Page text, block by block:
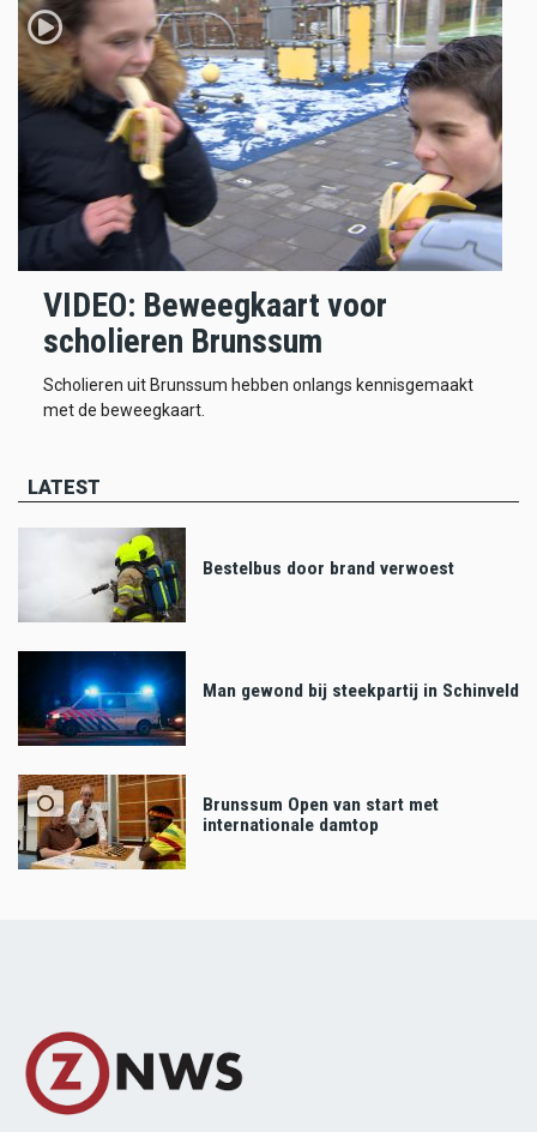
VIDEO: Beweegkaart voor
scholieren Brunssum
Scholieren uit Brunssum hebben onlangs kennisgemaakt
met de beweegkaart.
LATEST
Bestelbus door brand verwoest
Man gewond bij steekpartij in Schinveld
Brunssum Open van start met
internationale damtop